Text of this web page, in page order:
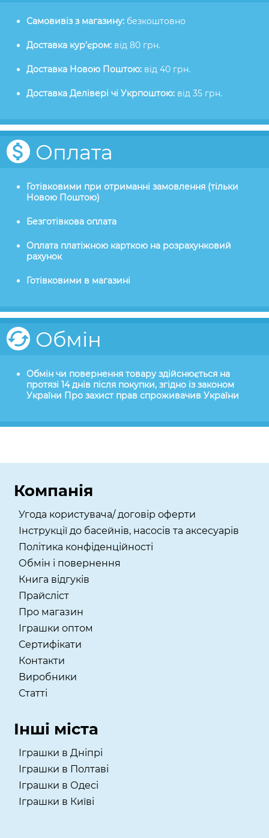
Самовивіз з магазину: безкоштовно
Доставка кур'єром: від 80 грн.
Доставка Новою Поштою: від 40 грн.
Доставка Делівері чі Укрпоштою: від 35 грн.
Оплата
Готівковими при отриманні замовлення (тільки
Новою Поштою)
Безготівкова оплата
Оплата платіжною карткою на розрахунковий
рахунок
Готівковими в магазині
Обмін
Обмін чи повернення товару здійснюється на
протязі 14 днів після покупки, згідно із законом
України Про захист прав спроживачив України
Компанія
Угода користувача/ договір оферти
Інструкції до басейнів, насосів та аксесуарів
Політика конфіденційності
Обмін і повернення
Книга відгуків
Прайсліст
Про магазин
Іграшки оптом
Сертифікати
Контакти
Виробники
Статті
Інші міста
Іграшки в Дніпрі
Іграшки в Полтаві
Іграшки в Одесі
Іграшки в Київі